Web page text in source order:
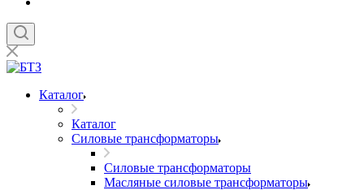
Каталог
Каталог
Силовые трансформаторы
Силовые трансформаторы
Масляные силовые трансформаторы